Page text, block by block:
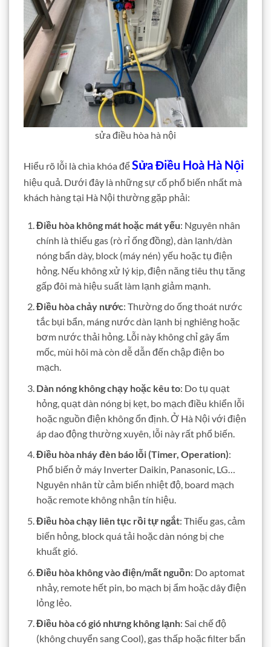
sửa điều hòa hà nội
Hiểu rõ lỗi là chìa khóa đểSửa Điều Hoà Hà Nội
hiệu quả. Dưới đây là những sự cố phổ biến nhất mà
khách hàng tại Hà Nội thường gặp phải:
Điều hòa không mát hoặc mát yếu: Nguyên nhân
chính là thiếu gas (rò rỉ ống đồng), dàn lạnh/dàn
nóng bẩn dày, block (máy nén) yếu hoặc tụ điện
hỏng. Nếu không xử lý kịp, điện năng tiêu thụ tăng
gấp đôi mà hiệu suất làm lạnh giảm mạnh.
Điều hòa chảy nước: Thường do ống thoát nước
tắc bụi bẩn, máng nước dàn lạnh bị nghiêng hoặc
bơm nước thải hỏng. Lỗi này không chỉ gây ẩm
mốc, mùi hôi mà còn dễ dẫn đến chập điện bo
mạch.
Dàn nóng không chạy hoặc kêu to: Do tụ quạt
hỏng, quạt dàn nóng bị kẹt, bo mạch điều khiển lỗi
hoặc nguồn điện không ổn định. Ở Hà Nội với điện
áp dao động thường xuyên, lỗi này rất phổ biến.
Điều hòa nháy đèn báo lỗi (Timer, Operation):
Phổ biến ở máy Inverter Daikin, Panasonic, LG…
Nguyên nhân từ cảm biến nhiệt độ, board mạch
hoặc remote không nhận tín hiệu.
Điều hòa chạy liên tục rồi tự ngắt: Thiếu gas, cảm
biến hỏng, block quá tải hoặc dàn nóng bị che
khuất gió.
Điều hòa không vào điện/mất nguồn: Do aptomat
nhảy, remote hết pin, bo mạch bị ẩm hoặc dây điện
lỏng lẻo.
Điều hòa có gió nhưng không lạnh: Sai chế độ
(không chuyển sang Cool), gas thấp hoặc filter bẩn